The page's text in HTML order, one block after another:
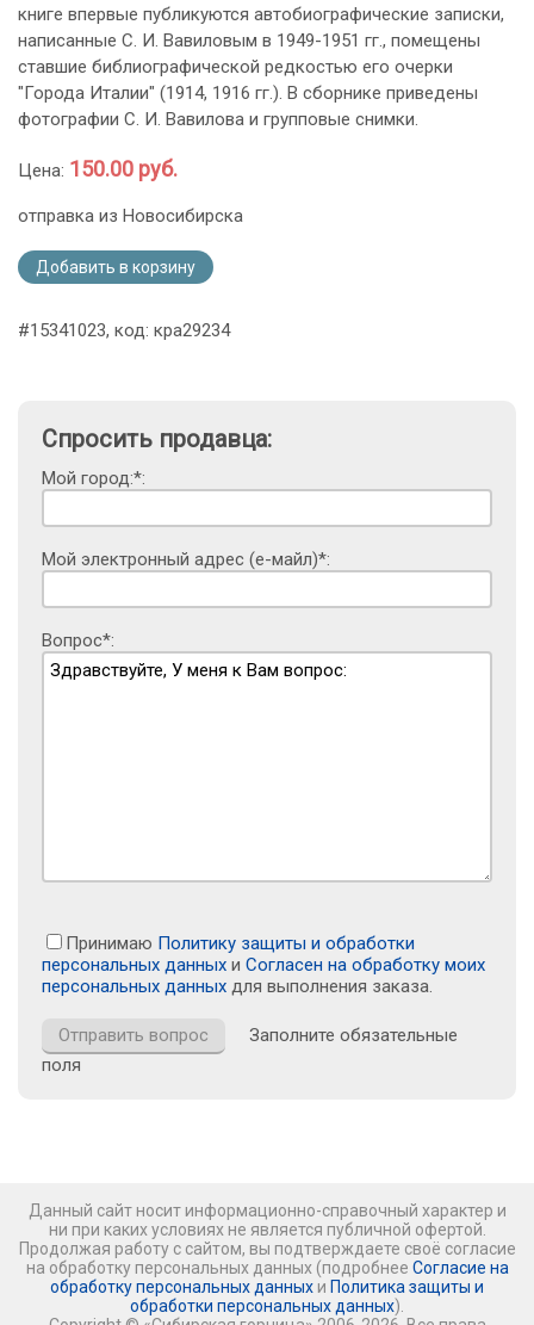
книге впервые публикуются автобиографические записки,
написанные С. И. Вавиловым в 1949-1951 гг., помещены
ставшие библиографической редкостью его очерки
"Города Италии" (1914, 1916 гг.). В сборнике приведены
фотографии С. И. Вавилова и групповые снимки.
Цена: 150.00 руб.
отправка из Новосибирска
Добавить в корзину
#15341023, код: кра29234
Спросить продавца:
Мой город:*:
Мой электронный адрес (е-майл)*:
Вопрос*:
Принимаю Политику защиты и обработки
персональных данных и Согласен на обработку моих
персональных данных для выполнения заказа.
Заполните обязательные
поля
Данный сайт носит информационно-справочный характер и
ни при каких условиях не является публичной офертой.
Продолжая работу с сайтом, вы подтверждаете своё согласие
на обработку персональных данных (подробнее Согласие на
обработку персональных данных и Политика защиты и
обработки персональных данных).